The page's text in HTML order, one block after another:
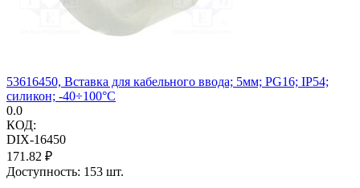
53616450, Вставка для кабельного ввода; 5мм; PG16; IP54;
силикон; -40÷100°C
0.0
КОД:
DIX-16450
171.82 ₽
Доступность: 153 шт.